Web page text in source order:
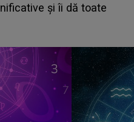
despre mama
nu te iubesc pentru